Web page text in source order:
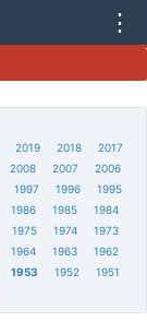
⋮
2019 2018
2017
2008 2007
2006
1997 1996
1995
1986 1985
1984
1975 1974
1973
1964 1963
1962
1953 1952
1951